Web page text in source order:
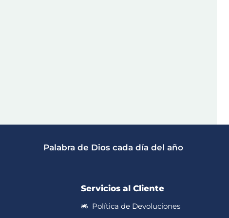
Palabra de Dios cada día del año
Servicios al Cliente
Política de Devoluciones